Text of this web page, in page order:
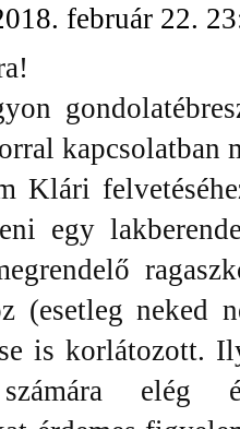
február 22.
kapcsolatban
Klári
egy
(esetleg neked
is korlátozott.
elég